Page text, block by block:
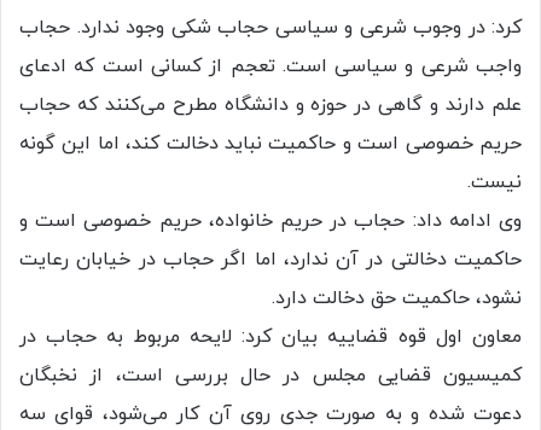
کرد: در وجوب شرعی و سیاسی حجاب شکی وجود ندارد. حجاب
واجب شرعی و سیاسی است. تعجم از کسانی است که ادعای
علم دارند و گاهی در حوزه و دانشگاه مطرح می‌کنند که حجاب
حریم خصوصی است و حاکمیت نباید دخالت کند، اما این گونه
نیست.
وی ادامه داد: حجاب در حریم خانواده، حریم خصوصی است و
حاکمیت دخالتی در آن ندارد، اما اگر حجاب در خیابان رعایت
نشود، حاکمیت حق دخالت دارد.
معاون اول قوه قضاییه بیان کرد: لایحه مربوط به حجاب در
کمیسیون قضایی مجلس در حال بررسی است، از نخبگان
دعوت شده و به صورت جدی روی آن کار می‌شود، قوای سه